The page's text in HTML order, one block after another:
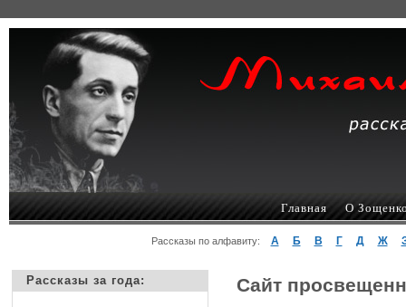
Главная О
Рассказы по алфавиту: А Б В Г Д Ж
Рассказы за года: Сайт